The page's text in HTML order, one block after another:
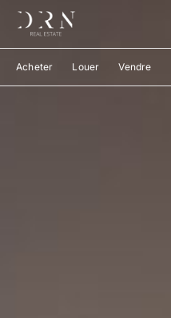
Acheter Louer Vendre